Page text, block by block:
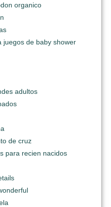
organico
juegos de baby shower
adultos
de cruz
para recien nacidos